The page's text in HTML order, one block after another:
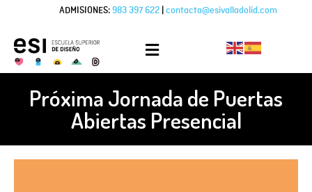
ADMISIONES: 983 397 622 contacta@esivalladolid.com
Próxima Jornada de Puertas
Abiertas Presencial